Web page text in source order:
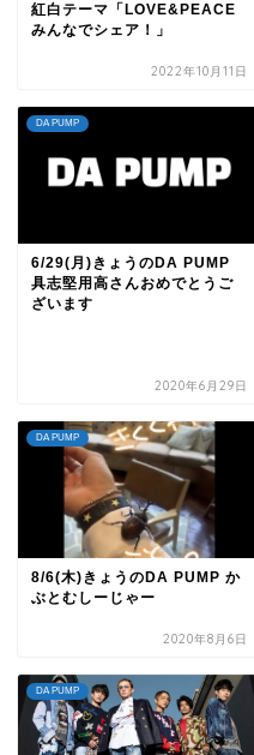
紅白テーマ「LOVE&PEACE
みんなでシェア！」
2022年10月11日
DA PUMP
6/29(月)きょうのDA PUMP
具志堅用高さんおめでとうご
ざいます
2020年6月29日
DA PUMP
8/6(木)きょうのDA PUMP か
ぶとむしーじゃー
2020年8月6日
DA PUMP